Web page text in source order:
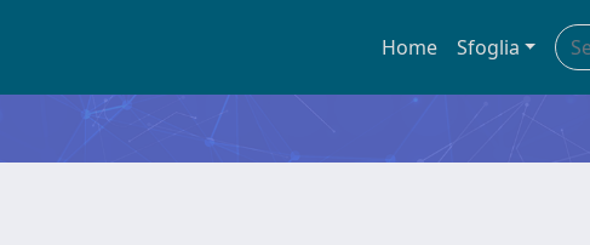
Home Sfoglia